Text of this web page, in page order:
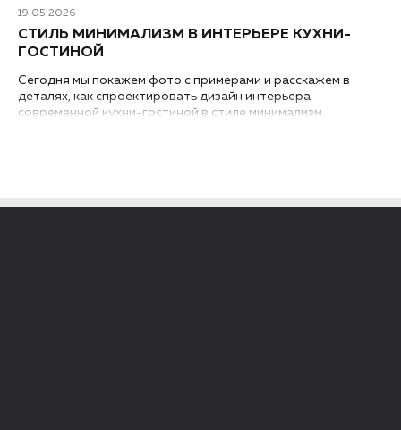
19.05.2026
СТИЛЬ МИНИМАЛИЗМ В ИНТЕРЬЕРЕ КУХНИ-
ГОСТИНОЙ
Сегодня мы покажем фото с примерами и расскажем в
деталях, как спроектировать дизайн интерьера
современной кухни-гостиной в стиле минимализм,